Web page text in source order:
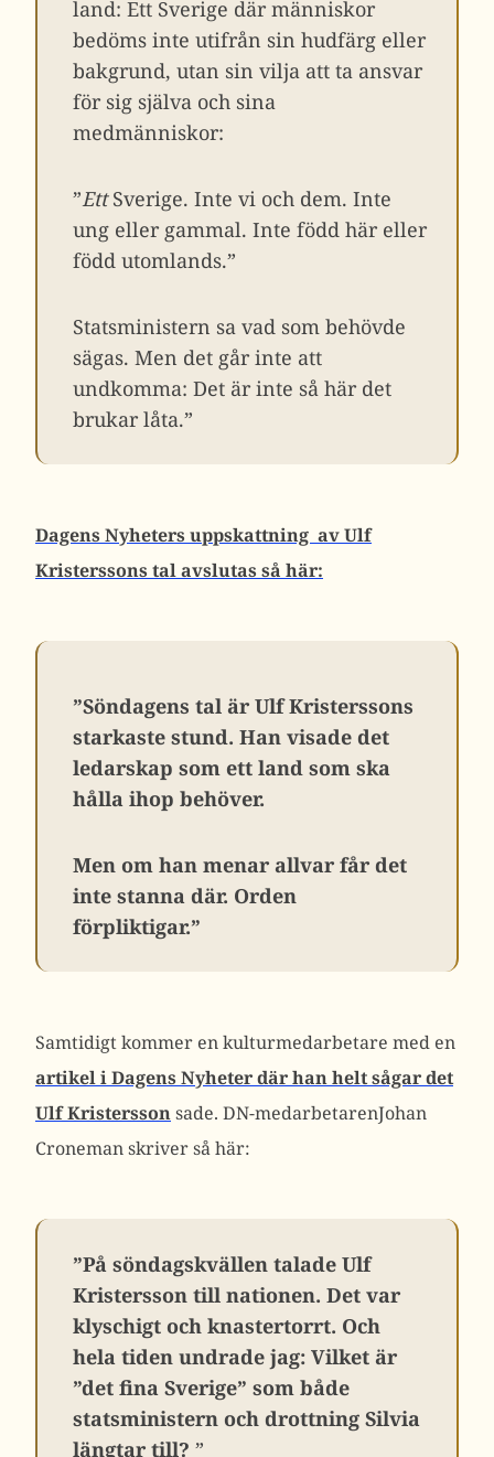
land: Ett Sverige där människor
bedöms inte utifrån sin hudfärg eller
bakgrund, utan sin vilja att ta ansvar
för sig själva och sina
medmänniskor:
”EttSverige. Inte vi och dem. Inte
ung eller gammal. Inte född här eller
född utomlands.”
Statsministern sa vad som behövde
sägas. Men det går inte att
undkomma: Det är inte så här det
brukar låta.”
Dagens Nyheters uppskattning av Ulf
Kristerssons tal avslutas så här:
”Söndagens tal är Ulf Kristerssons
starkaste stund. Han visade det
ledarskap som ett land som ska
hålla ihop behöver.
Men om han menar allvar får det
inte stanna där. Orden
förpliktigar.”
Samtidigt kommer en kulturmedarbetare med en
artikel i Dagens Nyheter där han helt sågar det
Ulf Kristerssonsade. DN-medarbetarenJohan
Croneman skriver så här:
”På söndagskvällen talade Ulf
Kristersson till nationen. Det var
klyschigt och knastertorrt. Och
hela tiden undrade jag: Vilket är
”det fina Sverige” som både
statsministern och drottning Silvia
längtar till? ”